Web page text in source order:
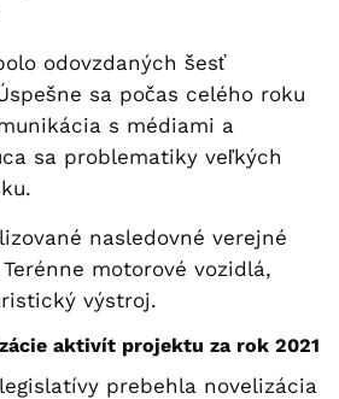
odovzdaných šesť
sa počas celého roku
s médiami a
sa problematiky veľkých
nasledovné verejné
motorové vozidlá,
výstroj.
aktivít projektu za rok 2021
prebehla novelizácia